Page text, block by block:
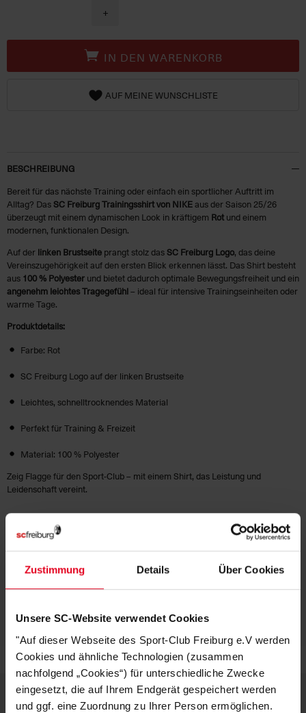
Zustimmung Details Über Cookies
Unsere SC-Website verwendet Cookies
"Auf dieser Webseite des Sport-Club Freiburg e.V werden
Cookies und ähnliche Technologien (zusammen
nachfolgend „Cookies“) für unterschiedliche Zwecke
eingesetzt, die auf Ihrem Endgerät gespeichert werden
und ggf. eine Zuordnung zu Ihrer Person ermöglichen.
+
IN DEN WARENKORB
AUF MEINE WUNSCHLISTE
BESCHREIBUNG
Bereit für das nächste Training oder einfach ein sportlicher Auftritt im
Alltag? Das SC Freiburg Trainingsshirt von NIKEaus der Saison 25/26
überzeugt mit einem dynamischen Look in kräftigem Rot und einem
modernen, funktionalen Design.
Auf der linken Brustseite prangt stolz das SC Freiburg Logo, das deine
Vereinszugehörigkeit auf den ersten Blick erkennen lässt. Das Shirt besteht
aus 100 % Polyester und bietet dadurch optimale Bewegungsfreiheit und ein
angenehm leichtes Tragegefühl– ideal für intensive Trainingseinheiten oder
warme Tage.
Produktdetails:
Farbe: Rot
SC Freiburg Logo auf der linken Brustseite
Leichtes, schnelltrocknendes Material
Perfekt für Training & Freizeit
Material: 100 % Polyester
Zeig Flagge für den Sport-Club – mit einem Shirt, das Leistung und
Leidenschaft vereint.
HERSTELLERANGABEN
KUNDENBEWERTUNGEN (7)
Logistiknummer: EM001622-001